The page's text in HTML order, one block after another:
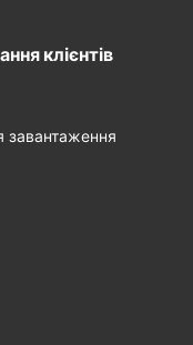
клієнтів
завантаження